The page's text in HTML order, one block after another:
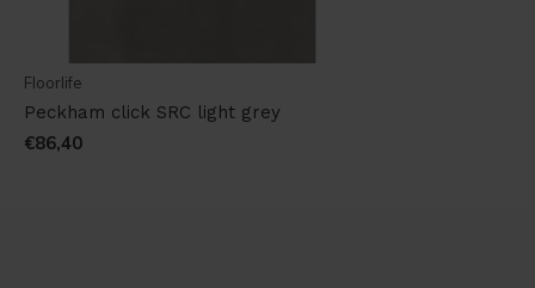
Floorlife
Peckham click SRC light grey
€86,40